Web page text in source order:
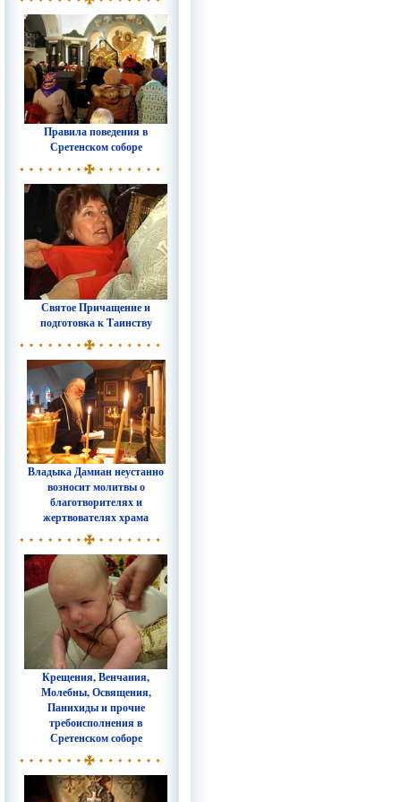
Правила поведения в
Сретенском соборе
Святое Причащение и
подготовка к Таинству
Владыка Дамиан неустанно
возносит молитвы о
благотворителях и
жертвователях храма
Крещения, Венчания,
Молебны, Освящения,
Панихиды и прочие
требоисполнения в
Сретенском соборе